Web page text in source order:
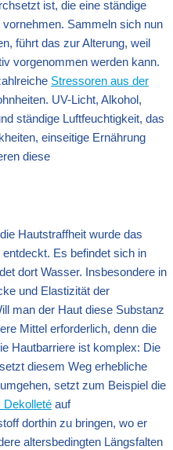
ist, die eine ständige
Sammeln sich nun
führt das zur Alterung, weil
vorgenommen werden kann.
Stressoren aus der
UV-Licht, Alkohol,
ständige Luftfeuchtigkeit, das
einseitige Ernährung
diese
Hautstraffheit wurde das
entdeckt. Es befindet sich in
dort Wasser. Insbesondere in
und Elastizität der
man der Haut diese Substanz
Mittel erforderlich, denn die
Hautbarriere ist komplex: Die
diesem Weg erhebliche
setzt zum Beispiel die
Dekolleté auf
dorthin zu bringen, wo er
altersbedingten Längsfalten